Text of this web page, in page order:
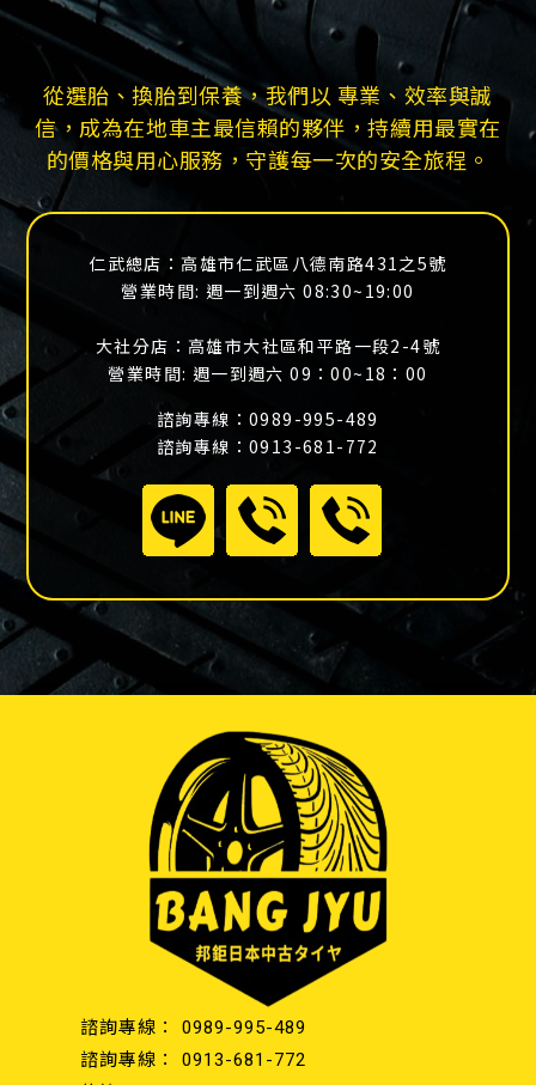
從選胎、換胎到保養，我們以 專業、效率與誠
信，成為在地車主最信賴的夥伴，持續用最實在
的價格與用心服務，守護每一次的安全旅程。
仁武總店： 高雄市仁武區八德南路431之5號
營業時間: 週一到週六 08:30~19:00
大社分店： 高雄市大社區和平路一段2-4號
營業時間: 週一到週六 09：00~18：00
諮詢專線：0989-995-489
諮詢專線：0913-681-772
0989-995-489
0913-681-772